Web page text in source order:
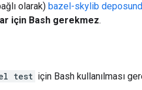
olarak) bazel-skylib
için Bash gerekmez.
test için Bash kullanılması